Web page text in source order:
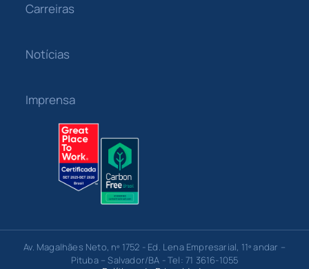
Carreiras
Notícias
Imprensa
Av. Magalhães Neto, nº 1752 - Ed. Lena Empresarial, 11º andar –
Pituba – Salvador/BA - Tel: 71 3616-1055